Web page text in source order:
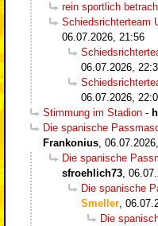
rein sportlich
Schiedsrichterteam
06.07.2026, 21:56
06.07.2026,
06.07.2026,
Stimmung im Stadion -
Die spanische
Frankonius,
Die spanische
sfroehlich73,
Die spanische
Smeller,
Die